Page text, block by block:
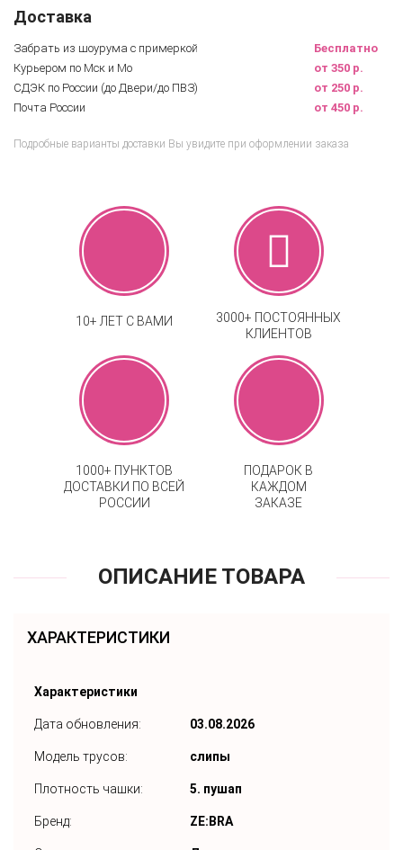
Доставка
Забрать из шоурума с примеркой
Бесплатно
Курьером по Мск и Мо
от 350 р.
СДЭК по России (до Двери/до ПВЗ)
от 250 р.
Почта России
от 450 р.
Подробные варианты доставки Вы увидите при оформлении заказа
10+ ЛЕТ С ВАМИ
3000+ ПОСТОЯННЫХ
КЛИЕНТОВ
1000+ ПУНКТОВ
ДОСТАВКИ ПО ВСЕЙ
РОССИИ
ПОДАРОК В
КАЖДОМ
ЗАКАЗЕ
ОПИСАНИЕ ТОВАРА
ХАРАКТЕРИСТИКИ
Характеристики
Дата обновления: 03.08.2026
Модель трусов: слипы
Плотность чашки: 5. пушап
Бренд: ZE:BRA